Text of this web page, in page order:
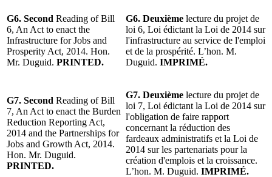
G6. Second Reading of Bill
6, An Act to enact the
Infrastructure for Jobs and
Prosperity Act, 2014. Hon.
Mr. Duguid. PRINTED.
G6. Deuxième lecture du projet de
loi 6, Loi édictant la Loi de 2014 sur
l'infrastructure au service de l'emploi
et de la prospérité. L’hon. M.
Duguid. IMPRIMÉ.
G7. Second Reading of Bill
7, An Act to enact the Burden
Reduction Reporting Act,
2014 and the Partnerships for
Jobs and Growth Act, 2014.
Hon. Mr. Duguid.
PRINTED.
G7. Deuxième lecture du projet de
loi 7, Loi édictant la Loi de 2014 sur
l'obligation de faire rapport
concernant la réduction des
fardeaux administratifs et la Loi de
2014 sur les partenariats pour la
création d'emplois et la croissance.
L’hon. M. Duguid. IMPRIMÉ.